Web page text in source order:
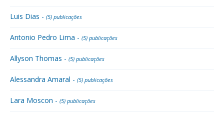
Luis Dias - (5) publicações
Antonio Pedro Lima - (5) publicações
Allyson Thomas - (5) publicações
Alessandra Amaral - (5) publicações
Lara Moscon - (5) publicações